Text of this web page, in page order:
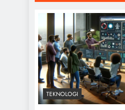
TEKNOLOGI